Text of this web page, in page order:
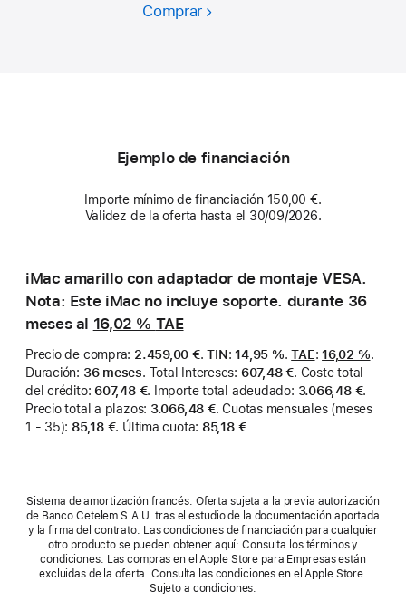
ComprarAhorra
estudiantes
y
docentes.
Ejemplo de financiación
Importe mínimo de financiación 150,00 €.
Validez de la oferta hasta el 30/09/2026.
iMac amarillo con adaptador de montaje VESA.
Nota: Este iMac no incluye soporte. durante 36
meses al 16,02 % TAE
Precio de compra: 2.459,00 €.TIN: 14,95 %.TAE: 16,02 %.
Duración: 36 meses. Total Intereses: 607,48 €. Coste total
del crédito: 607,48 €. Importe total adeudado: 3.066,48 €.
Precio total a plazos: 3.066,48 €.Cuotas mensuales (meses
1 - 35): 85,18 €. Última cuota: 85,18 €
Sistema de amortización francés. Oferta sujeta a la previa autorización
de Banco Cetelem S.A.U. tras el estudio de la documentación aportada
y la firma del contrato. Las condiciones de financiación para cualquier
otro producto se pueden obtener aquí: Consulta los términos y
condiciones. Las compras en el Apple Store para Empresas están
excluidas de la oferta. Consulta las condiciones en el Apple Store.
Sujeto a condiciones.